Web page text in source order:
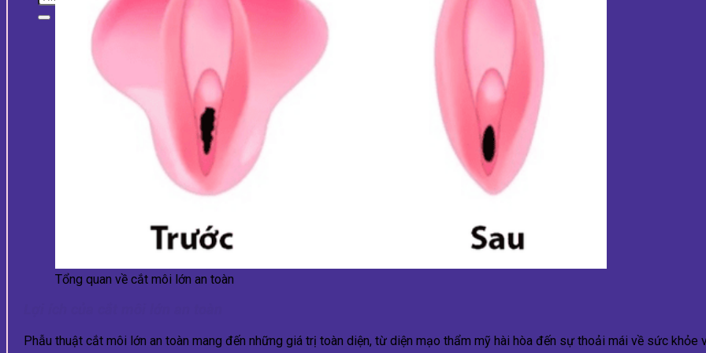
Tổng quan về cắt môi lớn an toàn
Phẫu thuật cắt môi lớn an toàn mang đến những giá trị toàn diện, từ diện mạo thẩm mỹ hài hòa đến sự thoải mái về sức khỏe